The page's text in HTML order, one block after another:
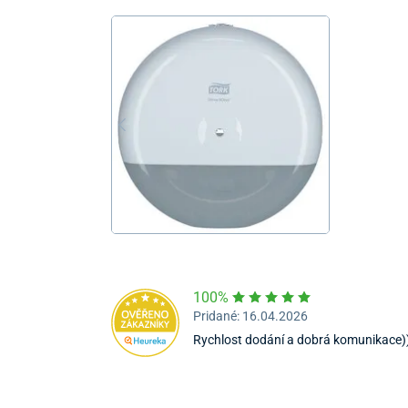
100%
Pridané: 16.04.2026
Rychlost dodání a dobrá